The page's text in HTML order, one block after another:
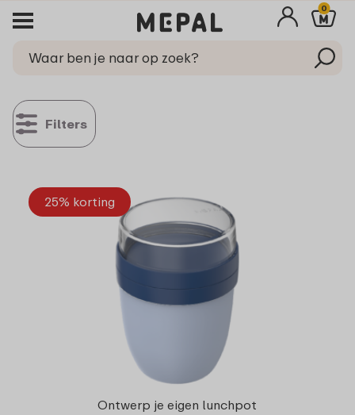
0
Filters
25% korting
Ontwerp je eigen lunchpot